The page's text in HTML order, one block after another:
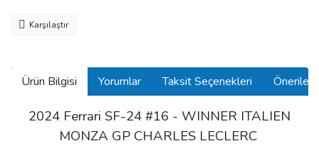
Karşılaştır
Ürün Bilgisi Yorumlar Taksit Seçenekleri
2024 Ferrari SF-24 #16 - WINNER ITALIEN
MONZA GP CHARLES LECLERC